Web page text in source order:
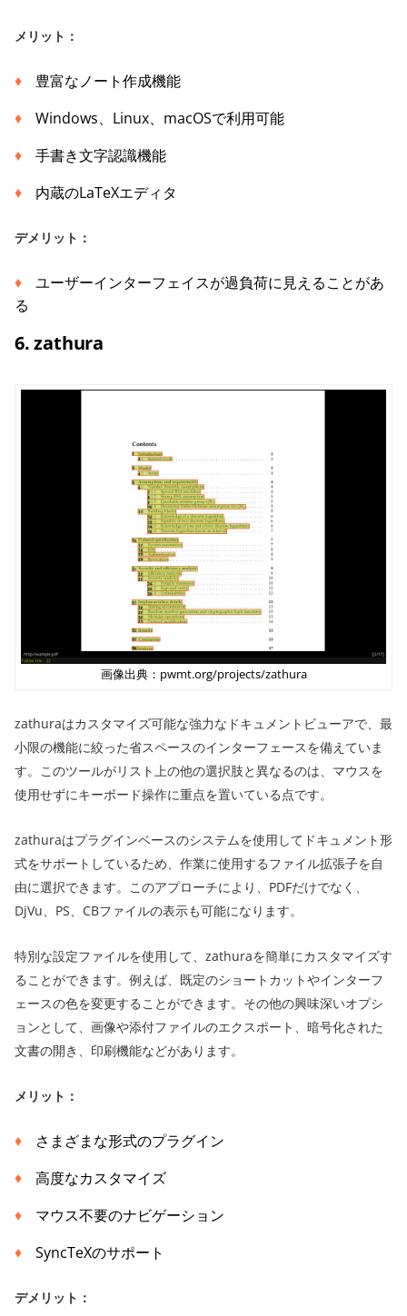
メリット：
豊富なノート作成機能
Windows、Linux、macOSで利用可能
手書き文字認識機能
内蔵のLaTeXエディタ
デメリット：
ユーザーインターフェイスが過負荷に見えることがあ
る
6. zathura
画像出典：pwmt.org/projects/zathura
zathuraはカスタマイズ可能な強力なドキュメントビューアで、最
小限の機能に絞った省スペースのインターフェースを備えていま
す。このツールがリスト上の他の選択肢と異なるのは、マウスを
使用せずにキーボード操作に重点を置いている点です。
zathuraはプラグインベースのシステムを使用してドキュメント形
式をサポートしているため、作業に使用するファイル拡張子を自
由に選択できます。このアプローチにより、PDFだけでなく、
DjVu、PS、CBファイルの表示も可能になります。
特別な設定ファイルを使用して、zathuraを簡単にカスタマイズす
ることができます。例えば、既定のショートカットやインターフ
ェースの色を変更することができます。その他の興味深いオプシ
ョンとして、画像や添付ファイルのエクスポート、暗号化された
文書の開き、印刷機能などがあります。
メリット：
さまざまな形式のプラグイン
高度なカスタマイズ
マウス不要のナビゲーション
SyncTeXのサポート
デメリット：